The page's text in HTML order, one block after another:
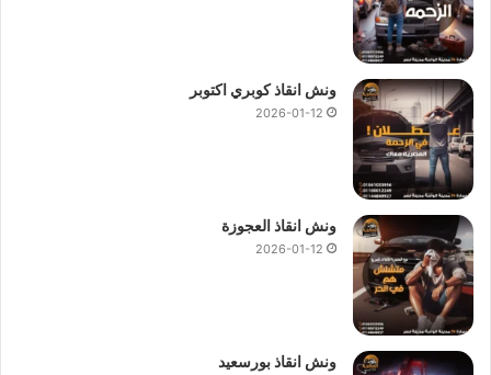
ونش انقاذ كوبري اكتوبر
2026-01-12
ونش انقاذ العجوزة
2026-01-12
ونش انقاذ بورسعيد